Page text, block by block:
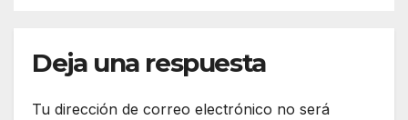
Deja una respuesta
Tu dirección de correo electrónico no será